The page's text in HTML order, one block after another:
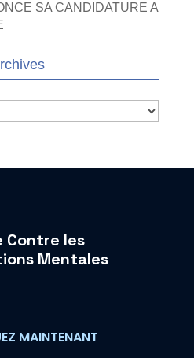
SA CANDIDATURE A
Contre les
Mentales
MAINTENANT